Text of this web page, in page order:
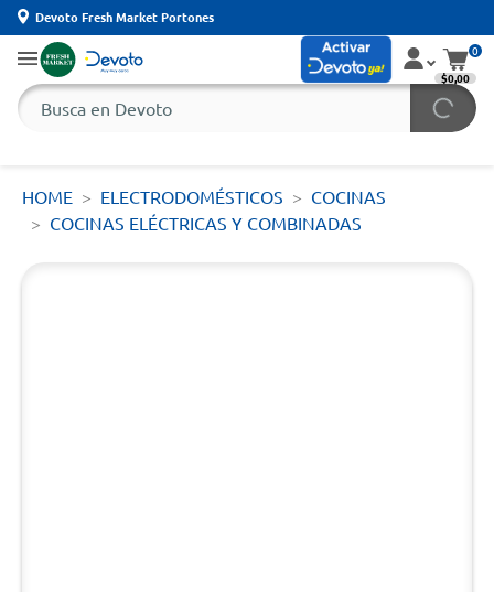
Devoto Fresh Market Portones
0
$0,00
HOME ELECTRODOMÉSTICOS
COCINAS
COCINAS ELÉCTRICAS Y COMBINADAS